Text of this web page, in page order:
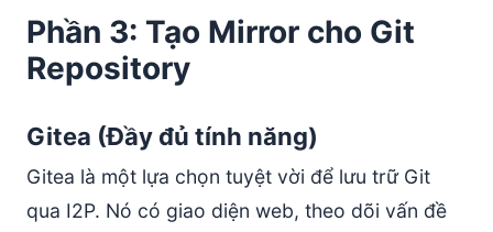
Phần 3: Tạo Mirror cho Git
Repository
Gitea (Đầy đủ tính năng)
Gitea là một lựa chọn tuyệt vời để lưu trữ Git
qua I2P. Nó có giao diện web, theo dõi vấn đề